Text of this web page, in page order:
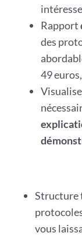
Rapport
des
49 euros,
Structure
vous